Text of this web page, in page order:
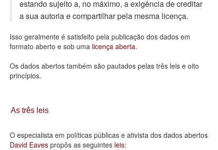
Deputados Estaduais
Administração
Legislação
Agenda
Contato
estando sujeito a, no máximo, a exigência de creditar
a sua autoria e compartilhar pela mesma licença.
Isso geralmente é satisfeito pela publicação dos dados em
formato aberto e sob uma licença aberta.
Os dados abertos também são pautados pelas três leis e oito
princípios.
As três leis
O especialista em políticas públicas e ativista dos dados abertos
David Eaves propôs as seguintes leis: